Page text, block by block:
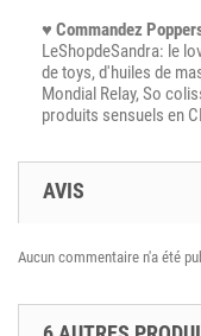
♥ Commandez
LeShopdeSandra: le
de toys, d'huiles de
Mondial Relay, So
produits sensuels en
AVIS
Aucun commentaire n'a été